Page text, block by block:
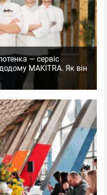
— сервіс
MAKITRA. Як він